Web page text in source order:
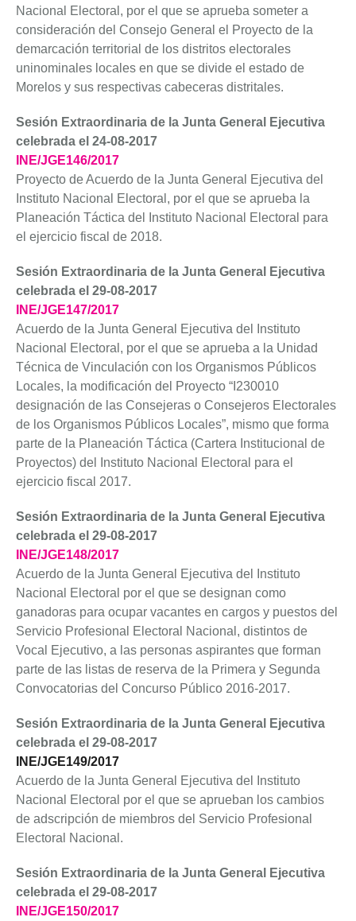
Nacional Electoral, por el que se aprueba someter a
consideración del Consejo General el Proyecto de la
demarcación territorial de los distritos electorales
uninominales locales en que se divide el estado de
Morelos y sus respectivas cabeceras distritales.
Sesión Extraordinaria de la Junta General Ejecutiva
celebrada el 24-08-2017
INE/JGE146/2017
Proyecto de Acuerdo de la Junta General Ejecutiva del
Instituto Nacional Electoral, por el que se aprueba la
Planeación Táctica del Instituto Nacional Electoral para
el ejercicio fiscal de 2018.
Sesión Extraordinaria de la Junta General Ejecutiva
celebrada el 29-08-2017
INE/JGE147/2017
Acuerdo de la Junta General Ejecutiva del Instituto
Nacional Electoral, por el que se aprueba a la Unidad
Técnica de Vinculación con los Organismos Públicos
Locales, la modificación del Proyecto “I230010
designación de las Consejeras o Consejeros Electorales
de los Organismos Públicos Locales”, mismo que forma
parte de la Planeación Táctica (Cartera Institucional de
Proyectos) del Instituto Nacional Electoral para el
ejercicio fiscal 2017.
Sesión Extraordinaria de la Junta General Ejecutiva
celebrada el 29-08-2017
INE/JGE148/2017
Acuerdo de la Junta General Ejecutiva del Instituto
Nacional Electoral por el que se designan como
ganadoras para ocupar vacantes en cargos y puestos del
Servicio Profesional Electoral Nacional, distintos de
Vocal Ejecutivo, a las personas aspirantes que forman
parte de las listas de reserva de la Primera y Segunda
Convocatorias del Concurso Público 2016-2017.
Sesión Extraordinaria de la Junta General Ejecutiva
celebrada el 29-08-2017
INE/JGE149/2017
Acuerdo de la Junta General Ejecutiva del Instituto
Nacional Electoral por el que se aprueban los cambios
de adscripción de miembros del Servicio Profesional
Electoral Nacional.
Sesión Extraordinaria de la Junta General Ejecutiva
celebrada el 29-08-2017
INE/JGE150/2017